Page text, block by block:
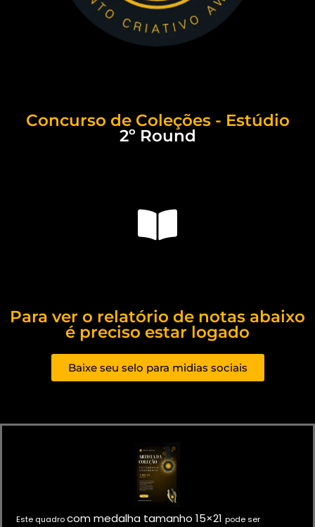
Concurso de Coleções - Estúdio
2º Round
Para ver o relatório de notas abaixo
é preciso estar logado
Baixe seu selo para midias sociais
Este quadrocom medalha tamanho 15×21 pode ser